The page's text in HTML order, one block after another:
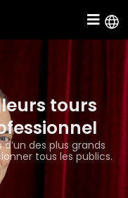
tours
des plus grands
tous les publics.